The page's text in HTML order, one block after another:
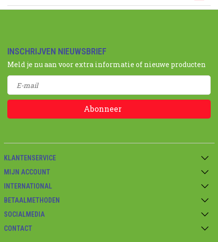
INSCHRIJVEN NIEUWSBRIEF
Meld je nu aan voor extra informatie of nieuwe producten
Abonneer
KLANTENSERVICE
MIJN ACCOUNT
INTERNATIONAL
BETAALMETHODEN
SOCIALMEDIA
CONTACT